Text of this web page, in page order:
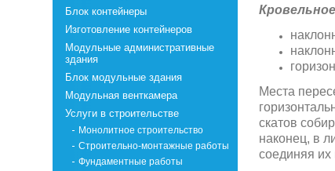
Места
скатов
наконец, в
соединяя их
Блок контейнеры
Изготовление контейнеров
Модульные административные
здания
Блок модульные здания
Модульная венткамера
Услуги в строительстве
Монолитное строительство
Строительно-монтажные работы
Фундаментные работы